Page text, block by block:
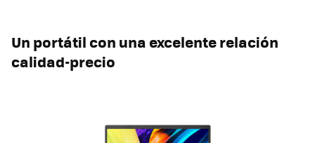
Un portátil con una excelente relación
calidad-precio